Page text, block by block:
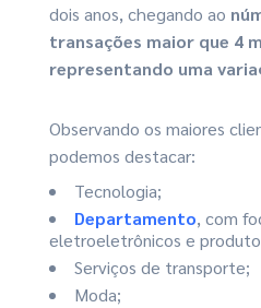
dois anos, chegando ao
transações maior que 4
representando uma
Observando os maiores
podemos destacar:
Tecnologia;
Departamento, com
eletroeletrônicos e
Serviços de transporte;
Moda;